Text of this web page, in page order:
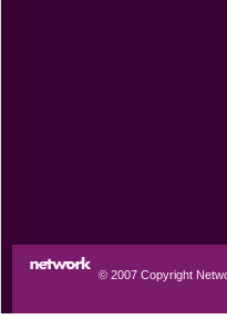
© 2007 Copyright